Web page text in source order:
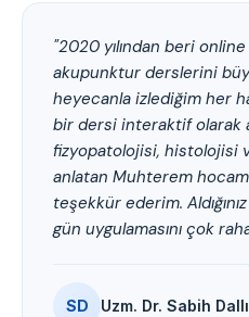
"2020 yılından beri
akupunktur derslerini
heyecanla izlediğim her
bir dersi interaktif olarak
fizyopatolojisi, histolojisi
anlatan Muhterem
teşekkür ederim.
gün uygulamasını çok
SD Uzm. Dr. Sabih Dallı